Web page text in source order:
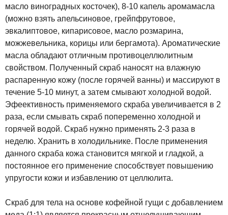
масло виноградных косточек), 8-10 капель аромамасла
(можно взять апельсиновое, грейпфрутовое,
эвкалиптовое, кипарисовое, масло розмарина,
можжевельника, корицы или бергамота). Ароматические
масла обладают отличным противоцеллюлитным
свойством. Полученный скраб наносят на влажную
распаренную кожу (после горячей ванны) и массируют в
течение 5-10 минут, а затем смывают холодной водой.
Эфеективность применяемого скраба увеличивается в 2
раза, если смывать скраб попеременно холодной и
горячей водой. Скраб нужно применять 2-3 раза в
неделю. Хранить в холодильнике. После применения
данного скраба кожа становится мягкой и гладкой, а
постоянное его применение способствует повышению
упругости кожи и избавлению от целлюлита.
Скраб для тела на основе кофейной гущи с добавлением